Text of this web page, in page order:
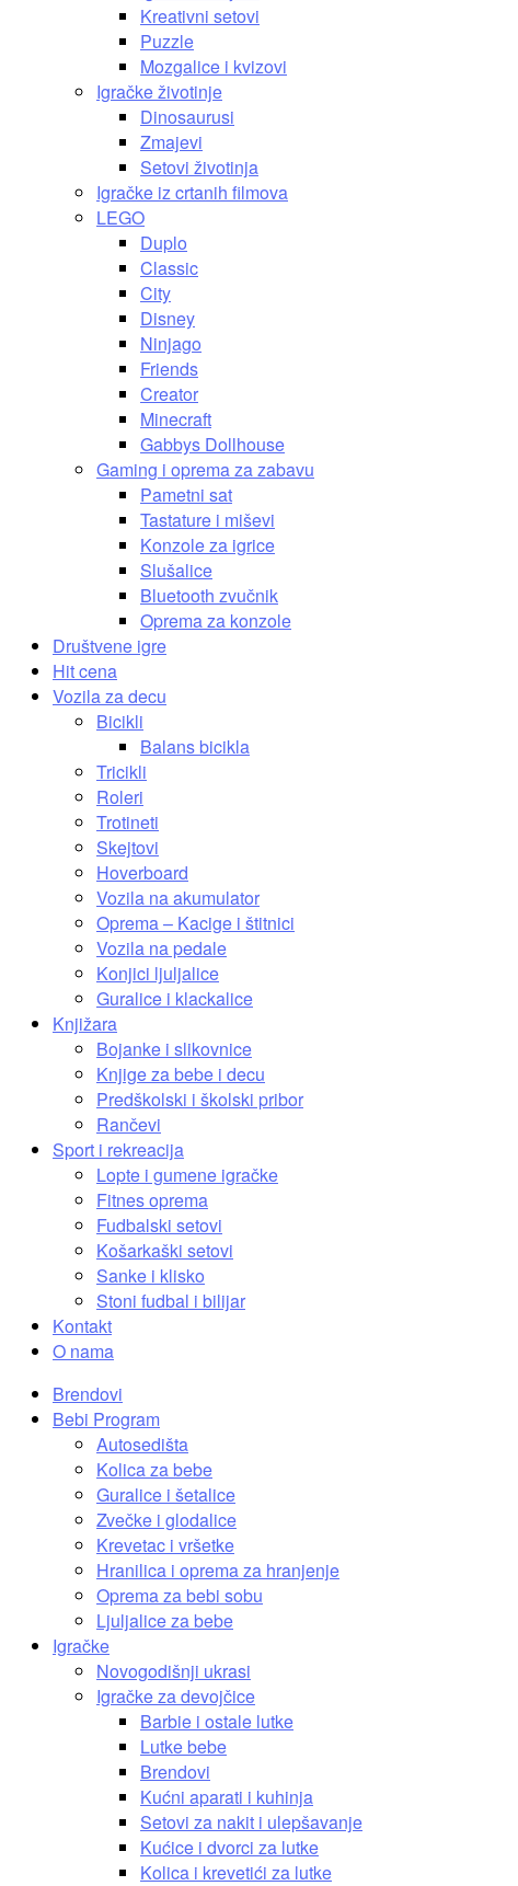
Kreativni setovi
Puzzle
Mozgalice i kvizovi
Igračke životinje
Dinosaurusi
Zmajevi
Setovi životinja
Igračke iz crtanih filmova
LEGO
Duplo
Classic
City
Disney
Ninjago
Friends
Creator
Minecraft
Gabbys Dollhouse
Gaming i oprema za zabavu
Pametni sat
Tastature i miševi
Konzole za igrice
Slušalice
Bluetooth zvučnik
Oprema za konzole
Društvene igre
Hit cena
Vozila za decu
Bicikli
Balans bicikla
Tricikli
Roleri
Trotineti
Skejtovi
Hoverboard
Vozila na akumulator
Oprema – Kacige i štitnici
Vozila na pedale
Konjici ljuljalice
Guralice i klackalice
Knjižara
Bojanke i slikovnice
Knjige za bebe i decu
Predškolski i školski pribor
Rančevi
Sport i rekreacija
Lopte i gumene igračke
Fitnes oprema
Fudbalski setovi
Košarkaški setovi
Sanke i klisko
Stoni fudbal i bilijar
Kontakt
O nama
Brendovi
Bebi Program
Autosedišta
Kolica za bebe
Guralice i šetalice
Zvečke i glodalice
Krevetac i vršetke
Hranilica i oprema za hranjenje
Oprema za bebi sobu
Ljuljalice za bebe
Igračke
Novogodišnji ukrasi
Igračke za devojčice
Barbie i ostale lutke
Lutke bebe
Brendovi
Kućni aparati i kuhinja
Setovi za nakit i ulepšavanje
Kućice i dvorci za lutke
Kolica i krevetići za lutke